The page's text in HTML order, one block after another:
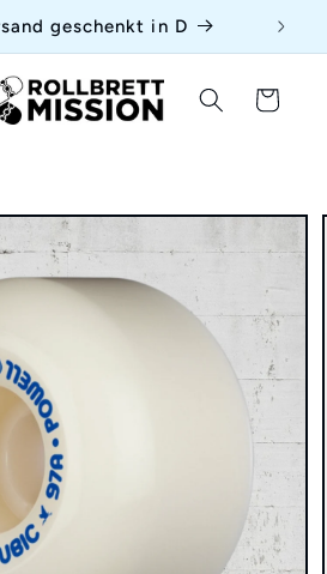
geschenkt in D
Warenkorb
undefined
View Cart